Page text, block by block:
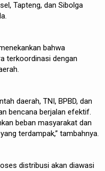
Tapteng, dan Sibolga
bahwa
terkoordinasi dengan
daerah, TNI, BPBD, dan
bencana berjalan efektif.
beban masyarakat dan
terdampak,” tambahnya.
distribusi akan diawasi